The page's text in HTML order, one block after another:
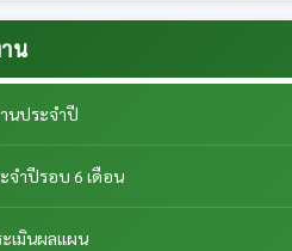
น
นประจำปี
จำปีรอบ 6 เดือน
เมินผลแผน